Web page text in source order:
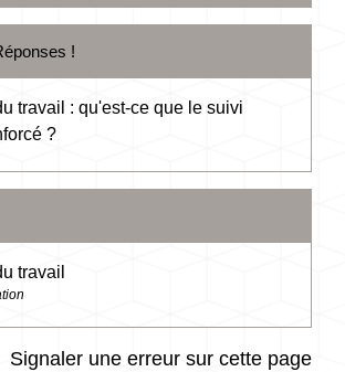
!
travail : qu'est-ce que le suivi
?
travail
Signaler une erreur sur cette page